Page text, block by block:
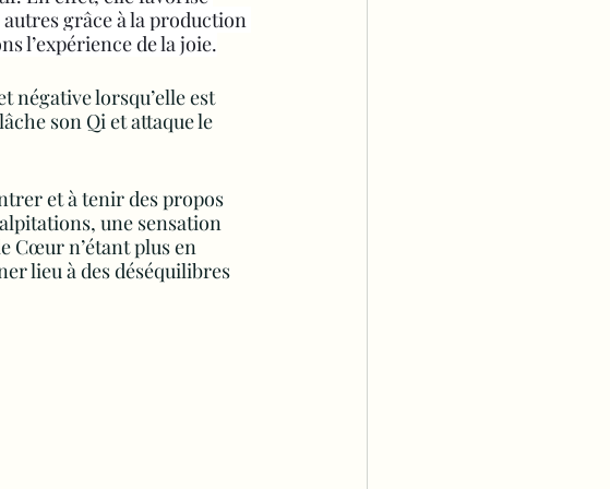
autres grâce à la production
l’expérience de la joie.
négative lorsqu’elle est
son Qi et attaque le
et à tenir des propos
une sensation
Cœur n’étant plus en
lieu à des déséquilibres